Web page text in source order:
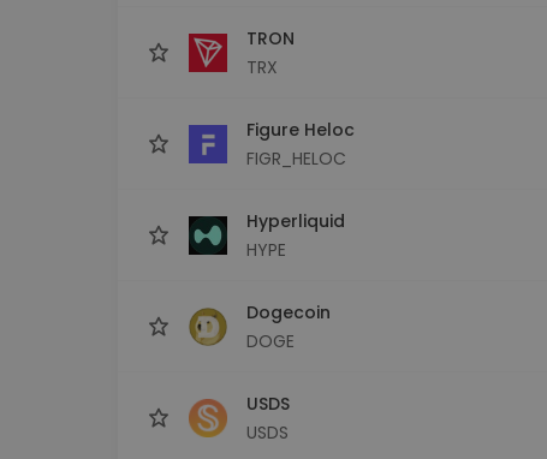
TRON
TRX
Figure Heloc
FIGR_HELOC
Hyperliquid
HYPE
Dogecoin
DOGE
USDS
USDS